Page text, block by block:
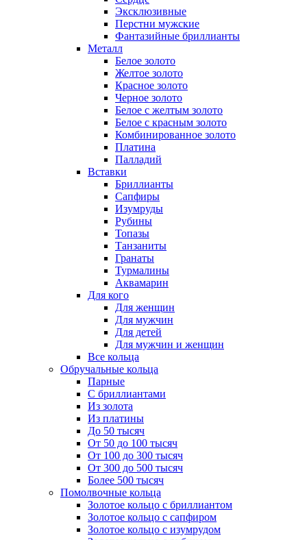
Эксклюзивные
Перстни мужские
Фантазийные бриллианты
Металл
Белое золото
Желтое золото
Красное золото
Черное золото
Белое с желтым золото
Белое с красным золото
Комбинированное золото
Платина
Палладий
Вставки
Бриллианты
Сапфиры
Изумруды
Рубины
Топазы
Танзаниты
Гранаты
Турмалины
Аквамарин
Для кого
Для женщин
Для мужчин
Для детей
Для мужчин и женщин
Все кольца
Обручальные кольца
Парные
С бриллиантами
Из золота
Из платины
До 50 тысяч
От 50 до 100 тысяч
От 100 до 300 тысяч
От 300 до 500 тысяч
Более 500 тысяч
Помолвочные кольца
Золотое кольцо с бриллиантом
Золотое кольцо с сапфиром
Золотое кольцо с изумрудом